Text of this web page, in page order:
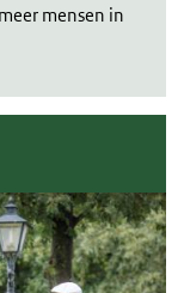
link)
mensen in